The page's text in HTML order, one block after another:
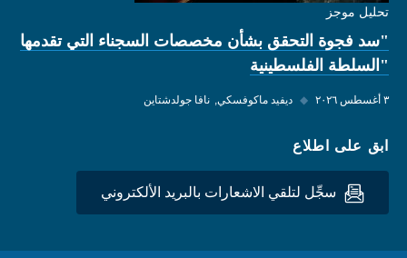
تحليل موجز
"سد فجوة التحقق بشأن مخصصات السجناء التي تقدمها
"السلطة الفلسطينية
٣ أغسطس ٢٠٢٦ ◆ ديفيد ماكوفسكي نافا جولدشتاين
ابق على اطلاع
سجِّل لتلقي الاشعارات بالبريد الألكتروني